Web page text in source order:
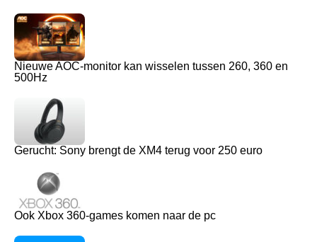
Nieuwe AOC-monitor kan wisselen tussen 260, 360 en
500Hz
Gerucht: Sony brengt de XM4 terug voor 250 euro
Ook Xbox 360-games komen naar de pc